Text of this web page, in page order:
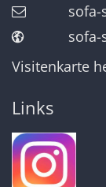
sofa-
sofa-
Visitenkarte
Links